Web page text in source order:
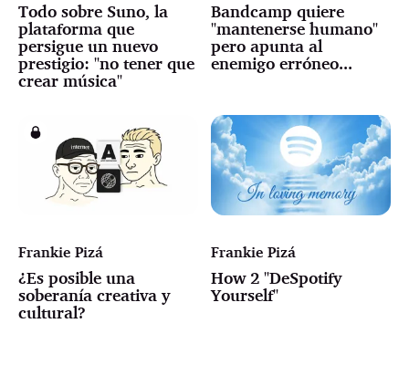
Todo sobre Suno, la
plataforma que
persigue un nuevo
prestigio: "no tener que
crear música"
Bandcamp quiere
"mantenerse humano"
pero apunta al
enemigo erróneo...
Frankie Pizá
¿Es posible una
soberanía creativa y
cultural?
Frankie Pizá
How 2 "DeSpotify
Yourself"